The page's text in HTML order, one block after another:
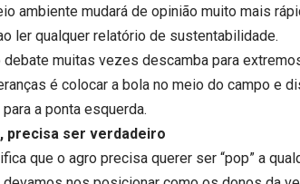
ambiente mudará de opinião muito mais
ler qualquer relatório de sustentabilidade.
debate muitas vezes descamba para
é colocar a bola no meio do campo e
a ponta esquerda.
precisa ser verdadeiro
que o agro precisa querer ser “pop” a